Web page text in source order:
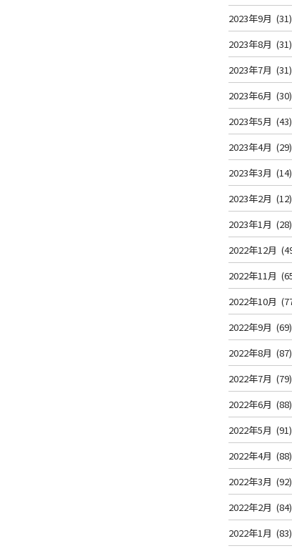
2023年9月 (31)
2023年8月 (31)
2023年7月 (31)
2023年6月 (30)
2023年5月 (43)
2023年4月 (29)
2023年3月 (14)
2023年2月 (12)
2023年1月 (28)
2022年12月
2022年11月
2022年10月
2022年9月 (69)
2022年8月 (87)
2022年7月 (79)
2022年6月 (88)
2022年5月 (91)
2022年4月 (88)
2022年3月 (92)
2022年2月 (84)
2022年1月 (83)